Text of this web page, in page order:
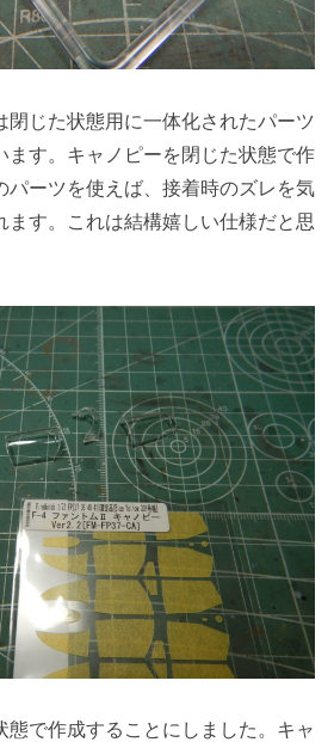
閉じた状態用に一体化されたパーツ
ます。キャノピーを閉じた状態で作
パーツを使えば、接着時のズレを気
ます。これは結構嬉しい仕様だと思
態で作成することにしました。キャ